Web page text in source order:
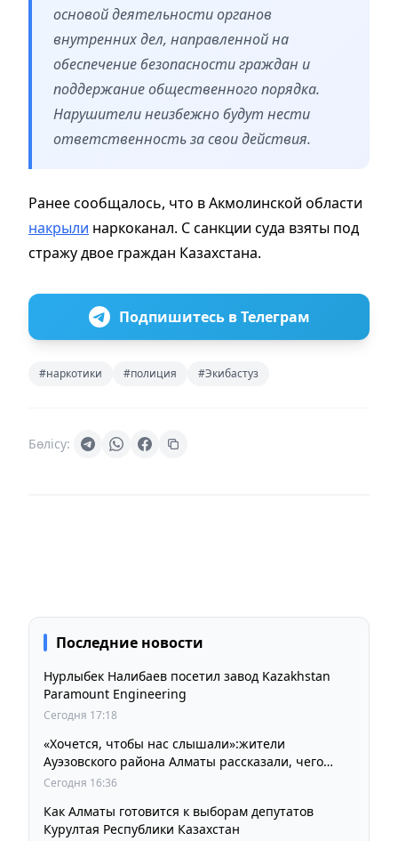
основой деятельности органов
внутренних дел, направленной на
обеспечение безопасности граждан и
поддержание общественного порядка.
Нарушители неизбежно будут нести
ответственность за свои действия.
Ранее сообщалось, что в Акмолинской области
накрыли наркоканал. С санкции суда взяты под
стражу двое граждан Казахстана.
Подпишитесь в Телеграм
#наркотики #полиция #Экибастуз
Бөлісу:
Последние новости
Нурлыбек Налибаев посетил завод Kazakhstan
Paramount Engineering
Сегодня 17:18
«Хочется, чтобы нас слышали»:жители
Ауэзовского района Алматы рассказали, чего
ждут от выборов депутатов Курултая
Сегодня 16:36
Как Алматы готовится к выборам депутатов
Курултая Республики Казахстан